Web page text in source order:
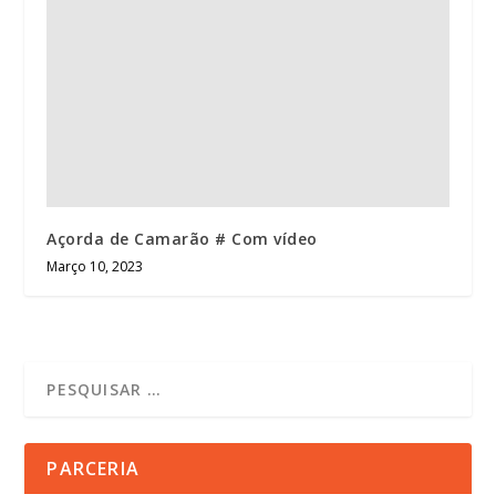
Açorda de Camarão # Com vídeo
Março 10, 2023
PARCERIA